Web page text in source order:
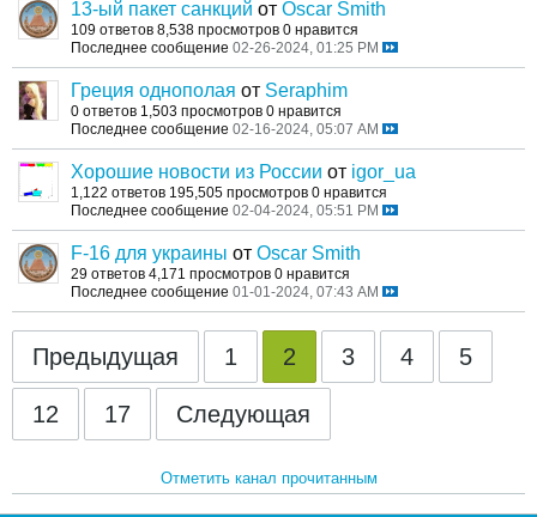
13-ый пакет санкций от Oscar Smith
109 ответов 8,538 просмотров 0 нравится
Последнее сообщение 02-26-2024, 01:25 PM
Греция однополая от Seraphim
0 ответов 1,503 просмотров 0 нравится
Последнее сообщение 02-16-2024, 05:07 AM
Хорошие новости из России от igor_ua
1,122 ответов 195,505 просмотров 0 нравится
Последнее сообщение 02-04-2024, 05:51 PM
F-16 для украины от Oscar Smith
29 ответов 4,171 просмотров 0 нравится
Последнее сообщение 01-01-2024, 07:43 AM
Предыдущая 1 2 3 4 5
12 17 Следующая
Отметить канал прочитанным